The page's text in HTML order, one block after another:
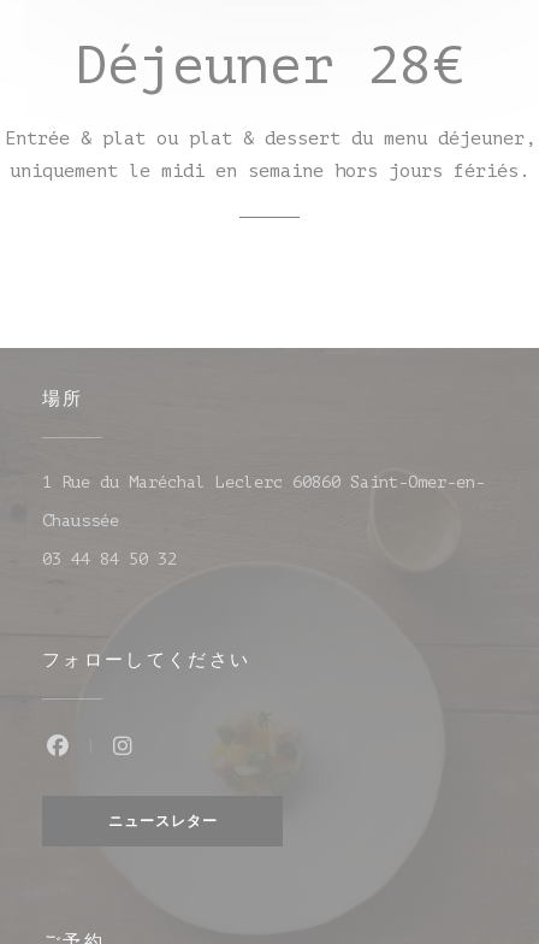
Déjeuner 28€
Entrée & plat ou plat & dessert du menu déjeuner,
uniquement le midi en semaine hors jours fériés.
場所
1 Rue du Maréchal Leclerc 60860 Saint-Omer-en-
Chaussée((新しいウィンドウで開きます))
03 44 84 50 32
フォローしてください
ニュースレター